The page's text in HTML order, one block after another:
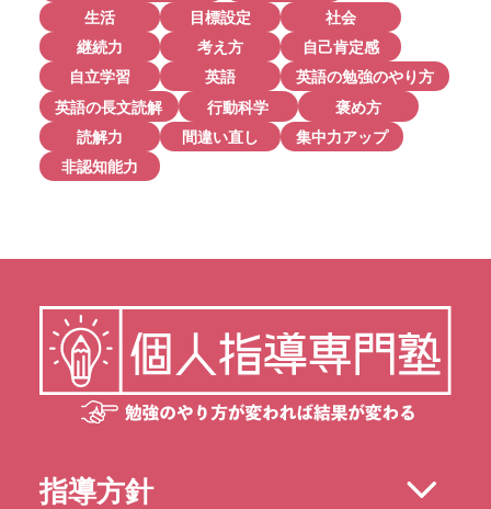
生活
目標設定
社会
継続力
考え方
自己肯定感
自立学習
英語
英語の勉強のやり方
英語の長文読解
行動科学
褒め方
読解力
間違い直し
集中力アップ
非認知能力
指導方針